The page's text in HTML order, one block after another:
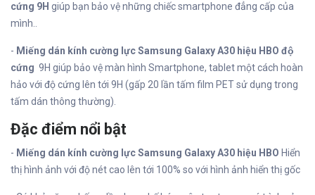
cứng 9H giúp bạn bảo vệ những chiếc smartphone đẳng cấp của
mình..
- Miếng dán kính cường lực Samsung Galaxy A30 hiệu HBO độ
cứng 9H giúp bảo vệ màn hình Smartphone, tablet một cách hoàn
hảo với độ cứng lên tới 9H (gấp 20 lần tấm film PET sử dụng trong
tấm dán thông thường).
Đặc điểm nổi bật
- Miếng dán kính cường lực Samsung Galaxy A30 hiệu HBO Hiển
thị hình ảnh với độ nét cao lên tới 100% so với hình ảnh hiển thị gốc